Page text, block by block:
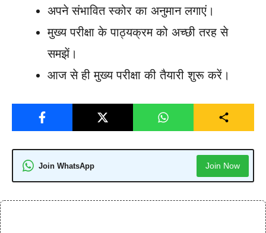
अपने संभावित स्कोर का अनुमान लगाएं।
मुख्य परीक्षा के पाठ्यक्रम को अच्छी तरह से
समझें।
आज से ही मुख्य परीक्षा की तैयारी शुरू करें।
Join WhatsApp Join Now